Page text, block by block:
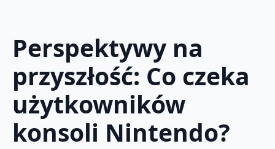
Perspektywy na
przyszłość: Co czeka
użytkowników
konsoli Nintendo?